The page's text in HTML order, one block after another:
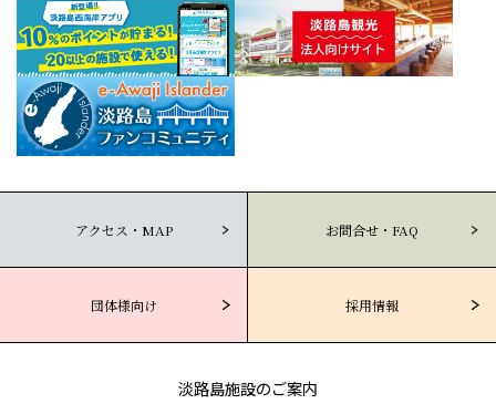
アクセス・MAP お問合せ・FAQ
団体様向け 採用情報
淡路島施設のご案内